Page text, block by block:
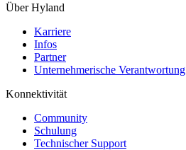
Über Hyland
Karriere
Infos
Partner
Unternehmerische Verantwortung
Konnektivität
Community
Schulung
Technischer Support